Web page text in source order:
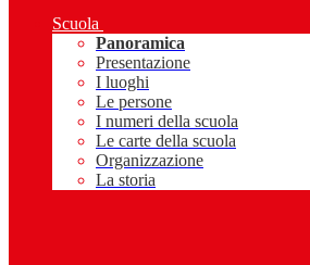
Scuola
Panoramica
Presentazione
I luoghi
Le persone
I numeri della scuola
Le carte della scuola
Organizzazione
La storia